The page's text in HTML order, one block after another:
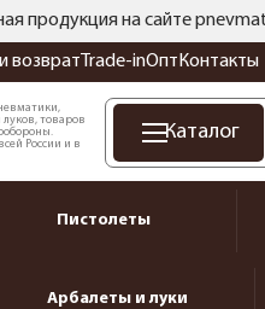
продукция на сайте
возврат Trade-inОпт Контакты
товаров
России и в
Каталог
Пистолеты
Арбалеты и луки